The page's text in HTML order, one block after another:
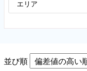
エリア
並び順